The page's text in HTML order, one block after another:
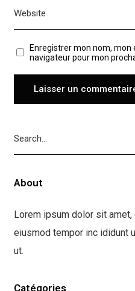
Enregistrer mon nom, mon
navigateur pour mon
About
Lorem ipsum dolor sit
eiusmod tempor inc ididunt
ut.
Catégories